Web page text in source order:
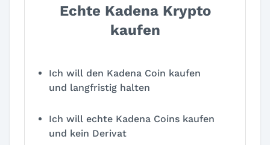
Echte Kadena Krypto
kaufen
Ich will den Kadena Coin kaufen
und langfristig halten
Ich will echte Kadena Coins kaufen
und kein Derivat